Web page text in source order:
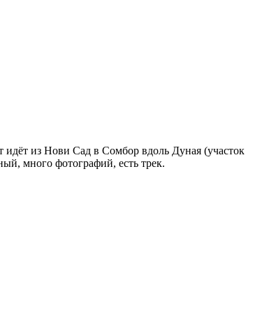
из Нови Сад в Сомбор вдоль Дуная (участок
много фотографий, есть трек.